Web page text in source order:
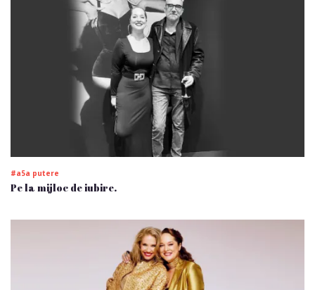
#a5a putere
Pe la mijloc de iubire.